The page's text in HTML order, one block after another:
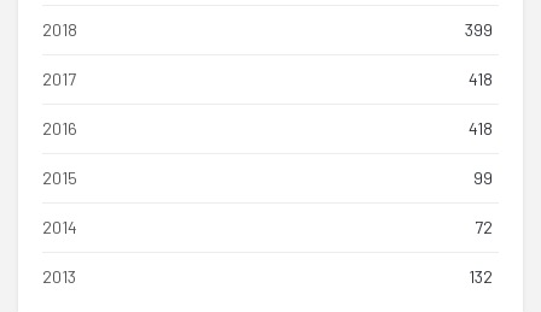
2018 399
2017 418
2016 418
2015 99
2014 72
2013 132